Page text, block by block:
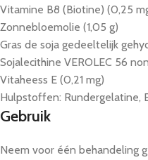
Vitamine B8 (Biotine) (0,25
Zonnebloemolie (1,05 g)
Gras de soja gedeeltelijk
Sojalecithine VEROLEC 56
Vitaheess E (0,21 mg)
Hulpstoffen: Rundergelatine,
Gebruik
Neem voor één behandeling